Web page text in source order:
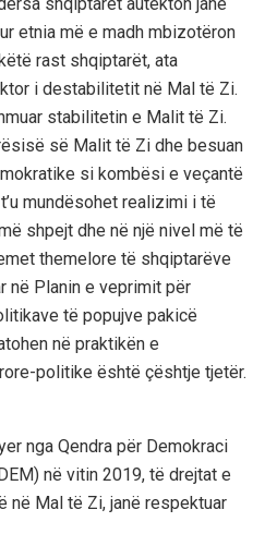
etnia më e madh mbizotëron
rast shqiptarët, ata
i destabilitetit në Mal të Zi.
stabilitetin e Malit të Zi.
së Malit të Zi dhe besuan
si kombësi e veçantë
mundësohet realizimi i të
shpejt dhe në një nivel më të
themelore të shqiptarëve
në Planin e veprimit për
të popujve pakicë
në praktikën e
politike është çështje tjetër.
nga Qendra për Demokraci
në vitin 2019, të drejtat e
në Mal të Zi, janë respektuar